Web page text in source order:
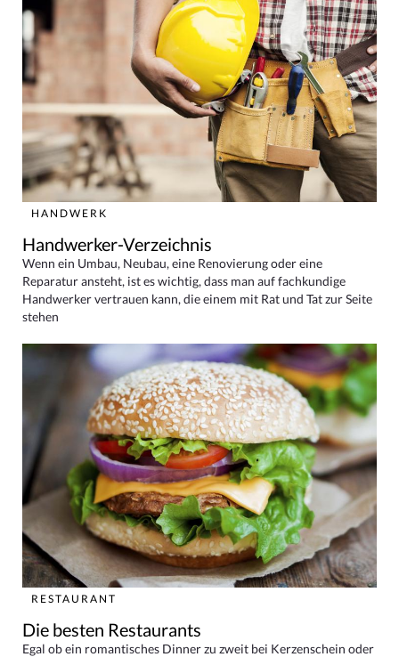
HANDWERK
Handwerker-Verzeichnis
Wenn ein Umbau, Neubau, eine Renovierung oder eine
Reparatur ansteht, ist es wichtig, dass man auf fachkundige
Handwerker vertrauen kann, die einem mit Rat und Tat zur Seite
stehen
RESTAURANT
Die besten Restaurants
Egal ob ein romantisches Dinner zu zweit bei Kerzenschein oder